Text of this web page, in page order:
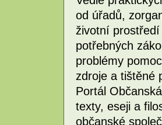
od úřadů,
životní
potřebných
problémy
zdroje a tištěné
Portál
texty, eseji a
občanské